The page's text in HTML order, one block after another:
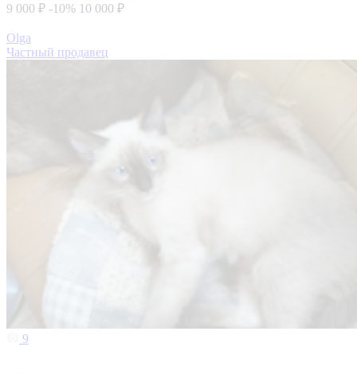
9 000 ₽ -10% 10 000 ₽
Olga
Частный продавец
9